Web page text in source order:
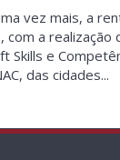
vez mais, a
a realização
Skills e
das cidades...